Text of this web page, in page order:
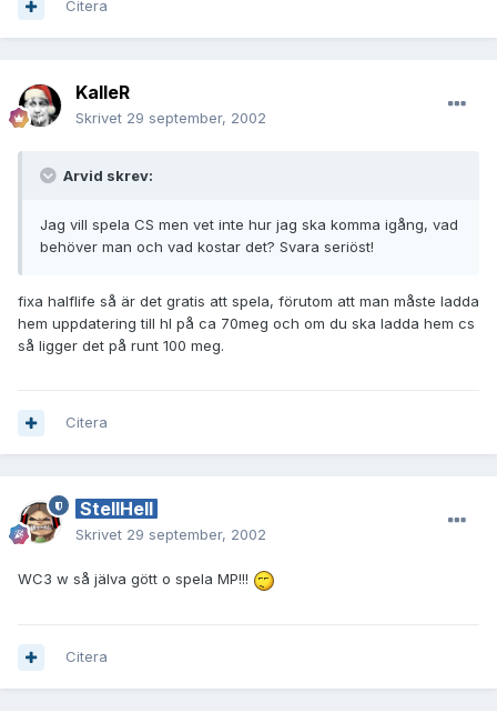
Citera
KalleR
Skrivet 29 september, 2002
Arvid skrev:
Jag vill spela CS men vet inte hur jag ska komma igång, vad
behöver man och vad kostar det? Svara seriöst!
fixa halflife så är det gratis att spela, förutom att man måste ladda
hem uppdatering till hl på ca 70meg och om du ska ladda hem cs
så ligger det på runt 100 meg.
Citera
StellHell
Skrivet 29 september, 2002
WC3 w så jälva gött o spela MP!!!
Citera